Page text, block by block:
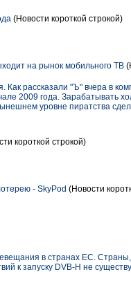
(Новости короткой строкой)
на рынок мобильного ТВ
Как рассказали "Ъ" вчера в
2009 года. Зарабатывать
уровне пиратства
короткой строкой)
- SkyPod (Новости
в странах ЕС.
к запуску DVB-H не